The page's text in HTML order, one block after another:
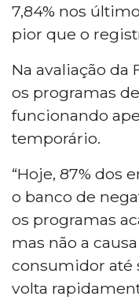
7,84% nos
pior que o
Na avaliação da
os programas
funcionando
temporário.
“Hoje, 87% dos
o banco de
os programas
mas não a
consumidor até
volta